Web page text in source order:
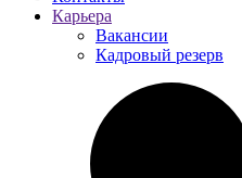
Карьера
Вакансии
Кадровый резерв